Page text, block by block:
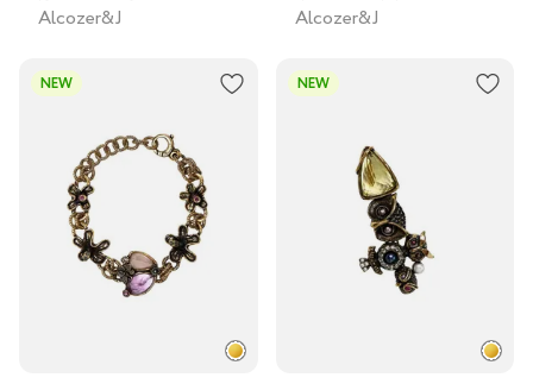
кристаллами Swarovski
Alcozer&J
кристаллами Swarovski
Alcozer&J
NEW NEW